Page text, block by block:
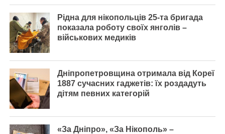
Рідна для нікопольців 25-та бригада
показала роботу своїх янголів –
військових медиків
Дніпропетровщина отримала від Кореї
1887 сучасних гаджетів: їх роздадуть
дітям певних категорій
«За Дніпро», «За Нікополь» –